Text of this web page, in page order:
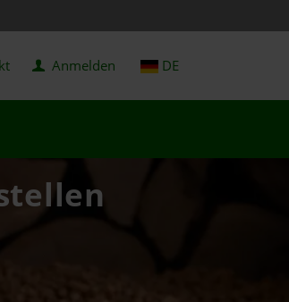
Anmelden DE